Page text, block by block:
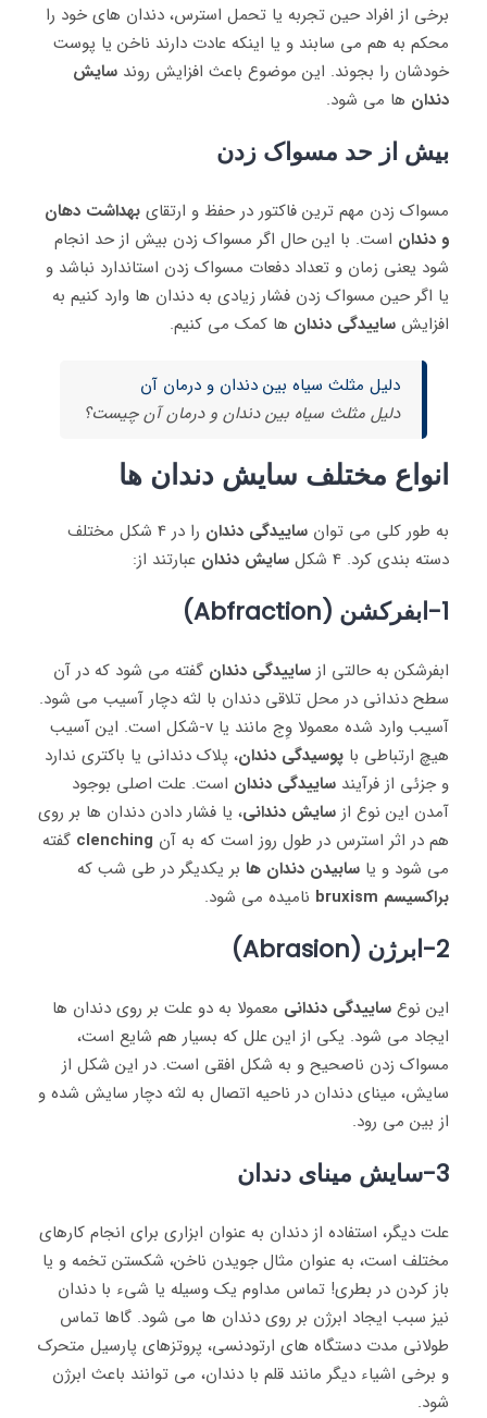
برخی از افراد حین تجربه یا تحمل استرس، دندان ‌های خود را
محکم به هم می ‌سابند و یا اینکه عادت دارند ناخن یا پوست
خودشان را بجوند. این موضوع باعث افزایش روند سایش
دندان ها می ‌شود.
بیش از حد مسواک زدن
مسواک زدن مهم‌ ترین فاکتور در حفظ و ارتقای بهداشت دهان
و دندان است. با این حال اگر مسواک زدن بیش از حد انجام
شود یعنی زمان و تعداد دفعات مسواک زدن استاندارد نباشد و
یا اگر حین مسواک زدن فشار زیادی به دندان‌ ها وارد کنیم به
افزایش ساییدگی دندان ها کمک می ‌کنیم.
دلیل مثلث سیاه بین دندان و درمان آن
دلیل مثلث سیاه بین دندان و درمان آن چیست؟
انواع مختلف سایش دندان ‌ها
به طور کلی می ‌توان ساییدگی دندان
را در 4 شکل مختلف
دسته بندی کرد. 4 شکل
سایش دندان عبارتند از:
1-ابفرکشن (Abfraction)
ابفرشکن به حالتی از ساییدگی دندان گفته می ‌شود که در آن
سطح دندانی در محل تلاقی دندان با لثه دچار آسیب می ‌شود.
آسیب وارد شده معمولا وِج‌ مانند یا v-شکل است. این آسیب
هیچ ارتباطی با پوسیدگی دندان، پلاک دندانی یا باکتری ندارد
و جزئی از فرآیند ساییدگی دندان است. علت اصلی بوجود
آمدن این نوع از سایش دندانی، یا فشار دادن دندان‌ ها بر روی
هم در اثر استرس در طول روز است که به آن clenching گفته
می ‌شود و یا سابیدن دندان‌ ها بر یکدیگر در طی شب که
براکسیسم
نامیده می ‌شود.
2-ابرژن (Abrasion)
این نوع ساییدگی دندانی معمولا به دو علت بر روی دندان‌ ها
ایجاد می ‌شود. یکی از این علل که بسیار هم شایع است،
مسواک زدن ناصحیح و به شکل افقی است. در این شکل از
سایش، مینای دندان در ناحیه اتصال به لثه دچار سایش شده و
از بین می ‌رود.
3-سایش مینای دندان
علت دیگر، استفاده از دندان به عنوان ابزاری برای انجام کارهای
مختلف است، به عنوان مثال جویدن ناخن، شکستن تخمه و یا
باز کردن در بطری! تماس مداوم یک وسیله یا شیء با دندان
نیز سبب ایجاد ابرژن بر روی دندان‌ ها می ‌شود. گاها تماس
طولانی ‌مدت دستگاه‌ های ارتودنسی، پروتز‌های پارسیل متحرک
و برخی اشیاء دیگر مانند قلم با دندان، می‌ توانند باعث ابرژن
شود.